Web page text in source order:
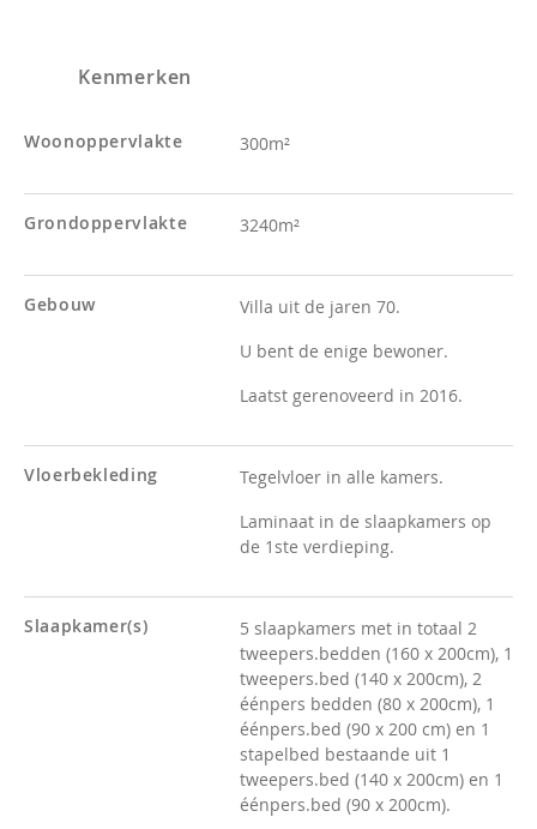
Kenmerken
Woonoppervlakte 300m²
Grondoppervlakte 3240m²
Gebouw
Villa uit de jaren 70.
U bent de enige bewoner.
Laatst gerenoveerd in 2016.
Vloerbekleding
Tegelvloer in alle kamers.
Laminaat in de slaapkamers op
de 1ste verdieping.
Slaapkamer(s)
5 slaapkamers met in totaal 2
tweepers.bedden (160 x 200cm), 1
tweepers.bed (140 x 200cm), 2
éénpers bedden (80 x 200cm), 1
éénpers.bed (90 x 200 cm) en 1
stapelbed bestaande uit 1
tweepers.bed (140 x 200cm) en 1
éénpers.bed (90 x 200cm).